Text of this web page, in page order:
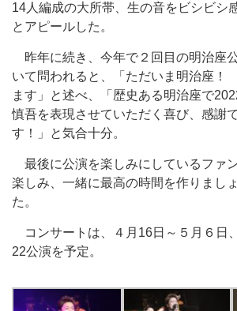
14人編成の大所帯、生の音をビシビシ
とアピールした。
昨年に続き、今年で２回目の明治座
いて問われると、「ただいま明治座！
ます」と述べ、「歴史ある明治座で
慎吾を表現させていただく喜び、感謝
す！」と気合十分。
最後に公演を楽しみにしているファ
楽しみ、一緒に最高の時間を作りまし
た。
コンサートは、４月16日～５月６日
22公演を予定。